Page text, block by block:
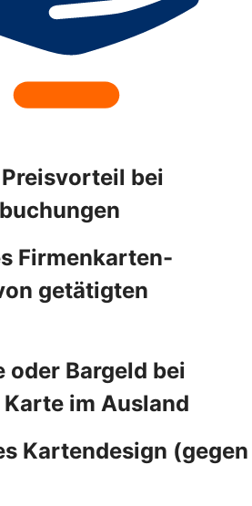
bei
Firmenkarten-
getätigten
oder Bargeld bei
im Ausland
Kartendesign (gegen